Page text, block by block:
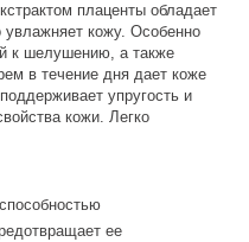
плаценты обладает
увлажняет кожу. Особенно
к шелушению, а также
в течение дня дает коже
упругость и
кожи. Легко
ее